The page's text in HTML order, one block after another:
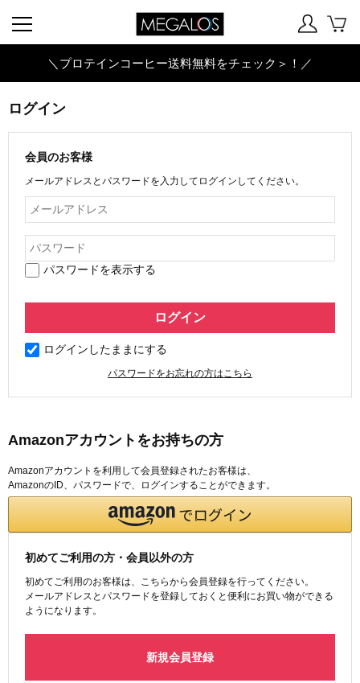
＼プロテインコーヒー送料無料をチェック＞！／
ログイン
会員のお客様
メールアドレスとパスワードを入力してログインしてください。
パスワードを表示する
ログインしたままにする
パスワードをお忘れの方はこちら
Amazonアカウントをお持ちの方
Amazonアカウントを利用して会員登録されたお客様は、
AmazonのID、パスワードで、ログインすることができます。
初めてご利用の方・会員以外の方
初めてご利用のお客様は、こちらから会員登録を行ってください。
メールアドレスとパスワードを登録しておくと便利にお買い物ができる
ようになります。